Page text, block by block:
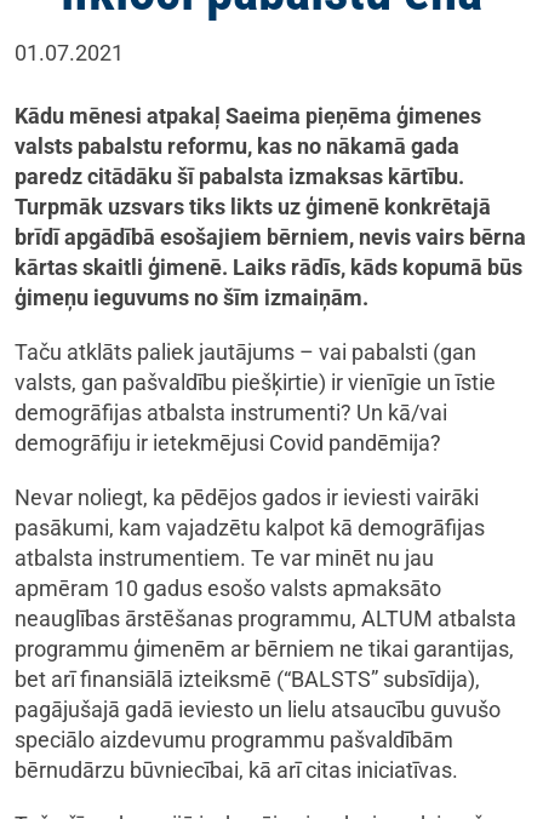
01.07.2021
Kādu mēnesi atpakaļ Saeima pieņēma ģimenes
valsts pabalstu reformu, kas no nākamā gada
paredz citādāku šī pabalsta izmaksas kārtību.
Turpmāk uzsvars tiks likts uz ģimenē konkrētajā
brīdī apgādībā esošajiem bērniem, nevis vairs bērna
kārtas skaitli ģimenē. Laiks rādīs, kāds kopumā būs
ģimeņu ieguvums no šīm izmaiņām.
Taču atklāts paliek jautājums – vai pabalsti (gan
valsts, gan pašvaldību piešķirtie) ir vienīgie un īstie
demogrāfijas atbalsta instrumenti? Un kā/vai
demogrāfiju ir ietekmējusi Covid pandēmija?
Nevar noliegt, ka pēdējos gados ir ieviesti vairāki
pasākumi, kam vajadzētu kalpot kā demogrāfijas
atbalsta instrumentiem. Te var minēt nu jau
apmēram 10 gadus esošo valsts apmaksāto
neauglības ārstēšanas programmu, ALTUM atbalsta
programmu ģimenēm ar bērniem ne tikai garantijas,
bet arī finansiālā izteiksmē (“BALSTS” subsīdija),
pagājušajā gadā ieviesto un lielu atsaucību guvušo
speciālo aizdevumu programmu pašvaldībām
bērnudārzu būvniecībai, kā arī citas iniciatīvas.